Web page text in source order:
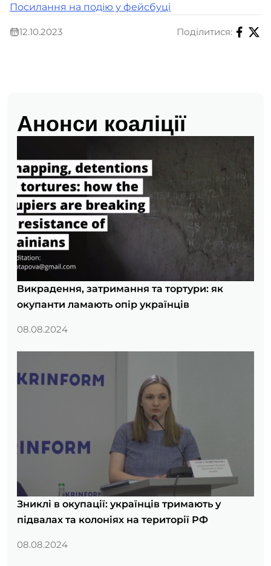
Посилання на подію у фейсбуці
12.10.2023 Поділитися:
Анонси коаліції
Викрадення, затримання та тортури: як
окупанти ламають опір українців
08.08.2024
Зниклі в окупації: українців тримають у
підвалах та колоніях на території РФ
08.08.2024